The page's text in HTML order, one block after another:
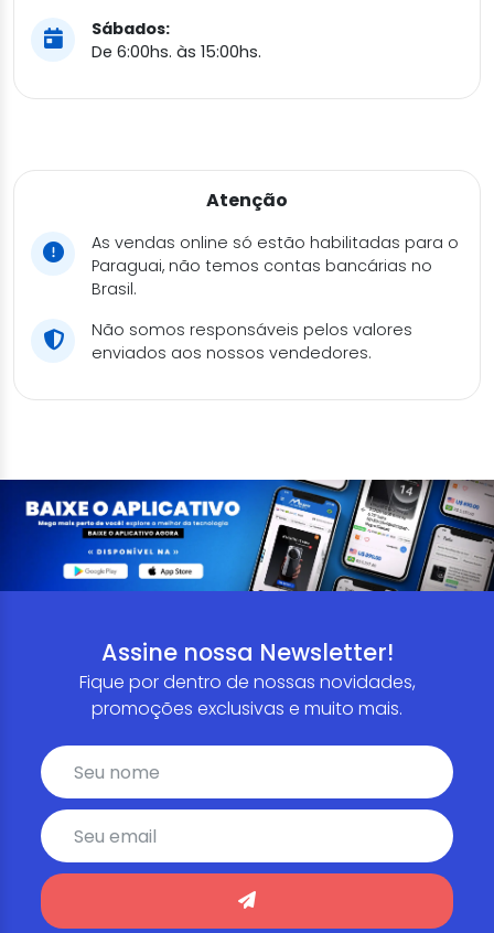
Sábados:
De 6:00hs. às 15:00hs.
Atenção
As vendas online só estão habilitadas para o
Paraguai, não temos contas bancárias no
Brasil.
Não somos responsáveis pelos valores
enviados aos nossos vendedores.
Assine nossa Newsletter!
Fique por dentro de nossas novidades,
promoções exclusivas e muito mais.